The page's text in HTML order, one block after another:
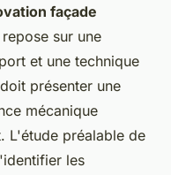
façade
repose sur une
et une technique
présenter une
mécanique
L'étude préalable de
les